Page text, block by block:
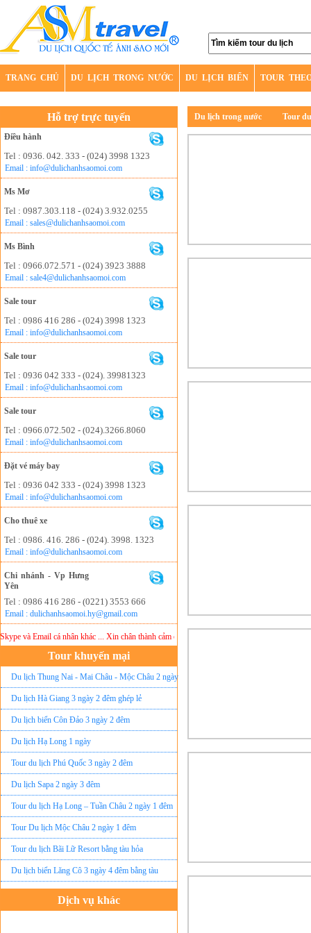
TRANG CHỦ DU LỊCH TRONG NƯỚC DU LỊCH BIỂN TOUR
Hỗ trợ trực tuyến
Điều hành
Tel : 0936. 042. 333 - (024) 3998 1323
Email : info@dulichanhsaomoi.com
Ms Mơ
Tel : 0987.303.118 - (024) 3.932.0255
Email : sales@dulichanhsaomoi.com
Ms Bình
Tel : 0966.072.571 - (024) 3923 3888
Email : sale4@dulichanhsaomoi.com
Sale tour
Tel : 0986 416 286 - (024) 3998 1323
Email : info@dulichanhsaomoi.com
Sale tour
Tel : 0936 042 333 - (024). 39981323
Email : info@dulichanhsaomoi.com
Sale tour
Tel : 0966.072.502 - (024).3266.8060
Email : info@dulichanhsaomoi.com
Đặt vé máy bay
Tel : 0936 042 333 - (024) 3998 1323
Email : info@dulichanhsaomoi.com
Cho thuê xe
Tel : 0986. 416. 286 - (024). 3998. 1323
Email : info@dulichanhsaomoi.com
Chi nhánh - Vp Hưng
Yên
Tel : 0986 416 286 - (0221) 3553 666
Email : dulichanhsaomoi.hy@gmail.com
và Email cá nhân khác ... Xin chân thành cảm ơn!
Tour khuyến mại
Du lịch Thung Nai - Mai Châu - Mộc Châu 2 ngày
ghép lẻ
Du lịch Hà Giang 3 ngày 2 đêm ghép lẻ
Du lịch biển Côn Đảo 3 ngày 2 đêm
Du lịch Hạ Long 1 ngày
Tour du lịch Phú Quốc 3 ngày 2 đêm
Du lịch Sapa 2 ngày 3 đêm
Tour du lịch Hạ Long – Tuần Châu 2 ngày 1 đêm
Tour Du lịch Mộc Châu 2 ngày 1 đêm
Tour du lịch Bãi Lữ Resort bằng tàu hỏa
Du lịch biển Lăng Cô 3 ngày 4 đêm bằng tàu
Dịch vụ khác
Đặt vé máy bay giá rẻ
Du lịch trong nước Tour